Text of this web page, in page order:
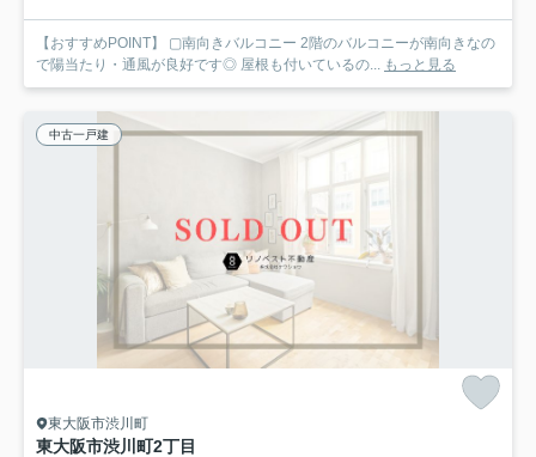
【おすすめPOINT】 ▢南向きバルコニー 2階のバルコニーが南向きなの
で陽当たり・通風が良好です◎ 屋根も付いているの...
もっと見る
中古一戸建
東大阪市渋川町
東大阪市渋川町2丁目